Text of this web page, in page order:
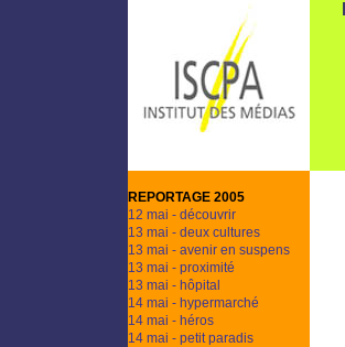
REPORTAGE 2005
12 mai - découvrir
13 mai - deux cultures
13 mai - avenir en suspens
13 mai - proximité
13 mai - hôpital
14 mai - hypermarché
14 mai - héros
14 mai - petit paradis